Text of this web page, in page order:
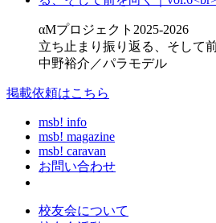
αMプロジェクト2025-2026
立ち止まり振り返る、そして
中野裕介／パラモデル
掲載依頼はこちら
msb! info
msb! magazine
msb! caravan
お問い合わせ
校友会について